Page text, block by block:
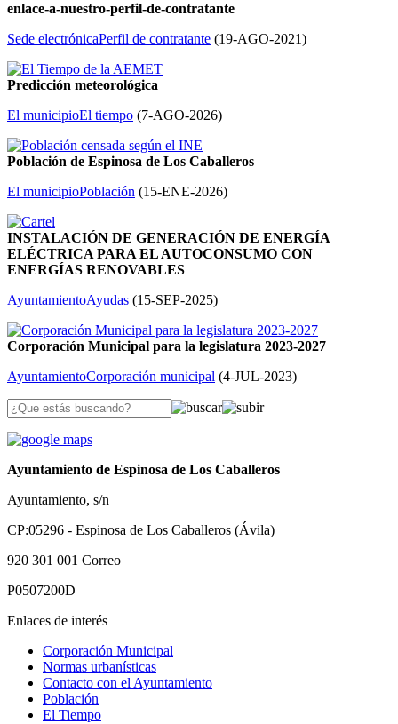
enlace-a-nuestro-perfil-de-contratante
Sede electrónicaPerfil de contratante (19-AGO-2021)
Predicción meteorológica
El municipioEl tiempo (7-AGO-2026)
Población de Espinosa de Los Caballeros
El municipioPoblación (15-ENE-2026)
INSTALACIÓN DE GENERACIÓN DE ENERGÍA
ELÉCTRICA PARA EL AUTOCONSUMO CON
ENERGÍAS RENOVABLES
AyuntamientoAyudas (15-SEP-2025)
Corporación Municipal para la legislatura 2023-2027
AyuntamientoCorporación municipal (4-JUL-2023)
Ayuntamiento de Espinosa de Los Caballeros
Ayuntamiento, s/n
CP:05296 - Espinosa de Los Caballeros (Ávila)
920 301 001 Correo
P0507200D
Enlaces de interés
Corporación Municipal
Normas urbanísticas
Contacto con el Ayuntamiento
Población
El Tiempo